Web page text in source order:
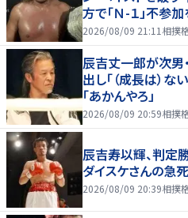
方で「Ｎ-１」不参
2026/08/09 21:11 相撲
辰吉丈一郎が次男
出し「（成長は）
「あかんやろ」
2026/08/09 20:59相撲
辰吉寿以輝、判定
ダイスケさんの急
2026/08/09 20:39相撲